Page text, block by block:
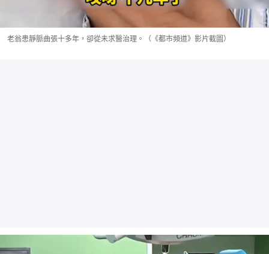
老翁患靜脈曲張十多年，卻從未求醫治理。（《都市頻道》影片截圖）